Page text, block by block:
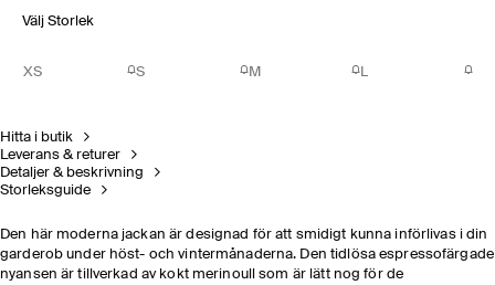
Välj Storlek
XS S M L
Hitta i butik
Leverans & returer
Detaljer & beskrivning
Storleksguide
Den här moderna jackan är designad för att smidigt kunna införlivas i din
garderob under höst- och vintermånaderna. Den tidlösa espressofärgade
nyansen är tillverkad av kokt merinoull som är lätt nog för de